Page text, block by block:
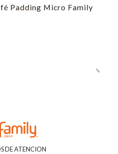
Padding Micro Family
DE ATENCION